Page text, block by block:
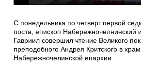
Play Mute
С понедельника по четверг первой
поста, епископ Набережночелнинский
Гавриил совершил чтение Великого
преподобного Андрея Критского в
Набережночелинской епархии.